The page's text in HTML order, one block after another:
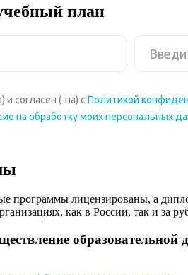
план
программы лицензированы, а
как в России, так и за
образовательной